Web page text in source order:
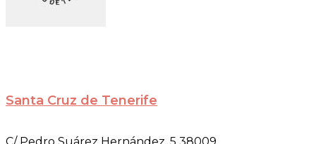
Santa Cruz de Tenerife